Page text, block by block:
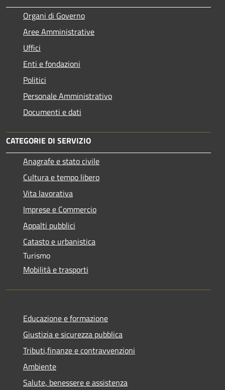
Organi di Governo
Aree Amministrative
Uffici
Enti e fondazioni
Politici
Personale Amministrativo
Documenti e dati
CATEGORIE DI SERVIZIO
Anagrafe e stato civile
Cultura e tempo libero
Vita lavorativa
Imprese e Commercio
Appalti pubblici
Catasto e urbanistica
Turismo
Mobilità e trasporti
Educazione e formazione
Giustizia e sicurezza pubblica
Tributi,finanze e contravvenzioni
Ambiente
Salute, benessere e assistenza